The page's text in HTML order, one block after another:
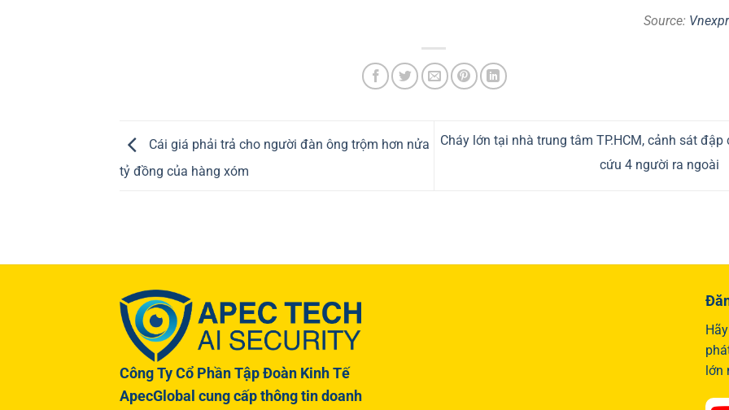
Source:
Cái giá phải trả cho người đàn ông trộm hơn nửa
tỷ đồng của hàng xóm
Cháy lớn tại nhà trung tâm TP.HCM, cảnh sát đập
cứu 4 người ra ngoài
Công Ty Cổ Phần Tập Đoàn Kinh Tế
ApecGlobal cung cấp thông tin doanh
lớn